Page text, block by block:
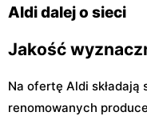
Aldi dalej o sieci
Jakość
Na ofertę Aldi
renomowanych